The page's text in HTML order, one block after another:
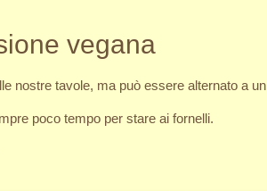
vegana
nostre tavole, ma può essere alternato a un
poco tempo per stare ai fornelli.